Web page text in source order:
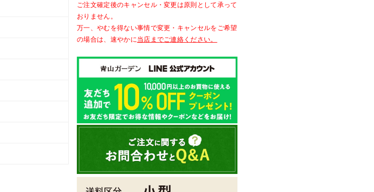
ご注文確定後のキャンセル・変更は原則として承って
おりません。
万一、やむを得ない事情で変更・キャンセルをご希望
の場合は、速やかに当店までご連絡ください。